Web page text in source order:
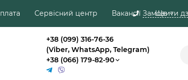
Замовити
Сервісний центр Вакансії Ще
+38 (099) 316-76-36
(Viber, WhatsApp, Telegram)
+38 (066) 179-82-90